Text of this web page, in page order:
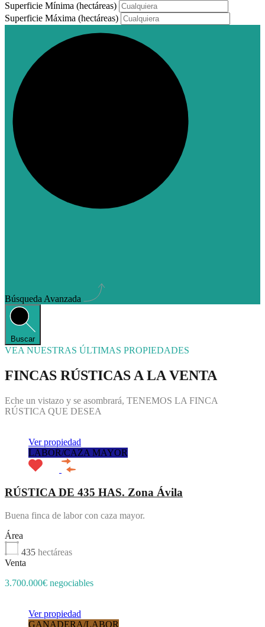
Superficie Mínima (hectáreas)
Superficie Máxima (hectáreas)
Búsqueda Avanzada
Buscar
VEA NUESTRAS ÚLTIMAS PROPIEDADES
FINCAS RÚSTICAS A LA VENTA
Eche un vistazo y se asombrará, TENEMOS LA FINCA
RÚSTICA QUE DESEA
Ver propiedad
LABOR/CAZA MAYOR
RÚSTICA DE 435 HAS. Zona Ávila
Buena finca de labor con caza mayor.
Área
435 hectáreas
Venta
3.700.000€ negociables
Ver propiedad
GANADERA/LABOR